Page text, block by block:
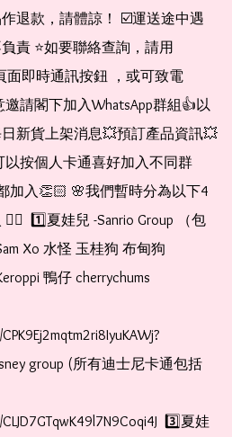
退款，請體諒！ ☑️運送途中遇
責 ⭐️如要聯絡查詢，請用
面即時通訊按鈕 ，或可致電
請閣下加入WhatsApp群組👍以
新貨上架消息💥預訂產品資訊💥
按個人卡通喜好加入不同群
加入👏🏻 🌸我們暫時分為以下4
1️⃣夏娃兒 -Sanrio Group （包
Xo 水怪 玉桂狗 布甸狗
鴨仔 cherrychums
group (所有迪士尼卡通包括
3️⃣夏娃